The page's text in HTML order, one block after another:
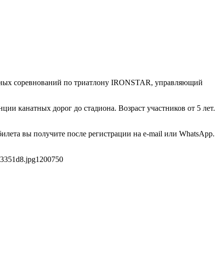
соревнований по триатлону IRONSTAR, управляющий
канатных дорог до стадиона. Возраст участников от 5 лет.
вы получите после регистрации на e-mail или WhatsApp.
1200750